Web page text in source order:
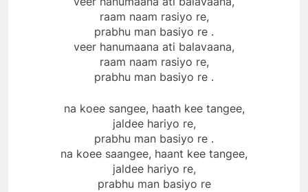
raam naam rasiyo re,
prabhu man basiyo re .
veer hanumaana ati balavaana,
raam naam rasiyo re,
prabhu man basiyo re .
na koee sangee, haath kee tangee,
jaldee hariyo re,
prabhu man basiyo re .
na koee saangee, haant kee tangee,
jaldee hariyo re,
prabhu man basiyo re